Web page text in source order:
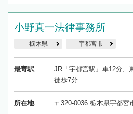
小野真一法律事務所
栃木県 宇都宮市
最寄駅
JR「宇都宮駅」車12分、
徒歩7分
所在地 〒320-0036 栃木県宇都宮